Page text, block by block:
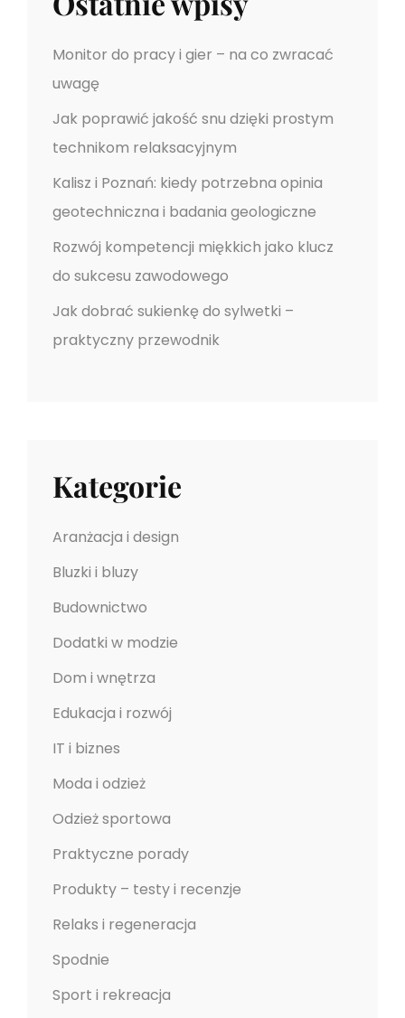
Monitor do pracy i gier – na co zwracać
uwagę
Jak poprawić jakość snu dzięki prostym
technikom relaksacyjnym
Kalisz i Poznań: kiedy potrzebna opinia
geotechniczna i badania geologiczne
Rozwój kompetencji miękkich jako klucz
do sukcesu zawodowego
Jak dobrać sukienkę do sylwetki –
praktyczny przewodnik
Kategorie
Aranżacja i design
Bluzki i bluzy
Budownictwo
Dodatki w modzie
Dom i wnętrza
Edukacja i rozwój
IT i biznes
Moda i odzież
Odzież sportowa
Praktyczne porady
Produkty – testy i recenzje
Relaks i regeneracja
Spodnie
Sport i rekreacja